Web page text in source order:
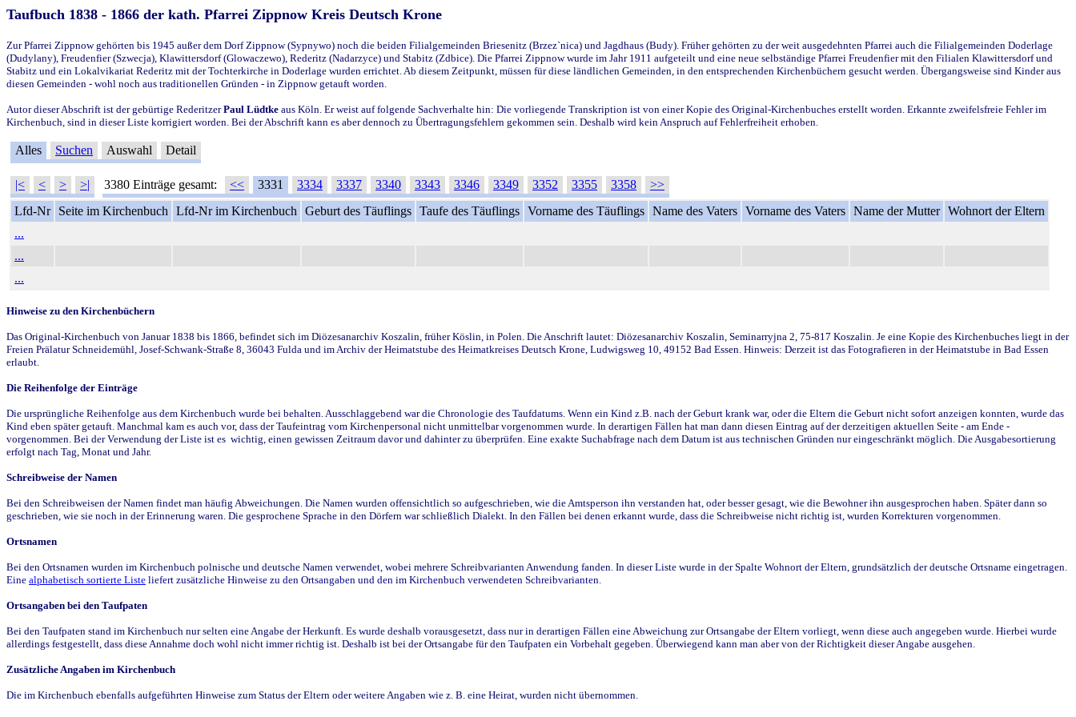
Taufbuch 1838 - 1866 der kath. Pfarrei Zippnow Kreis Deutsch Krone
Zur Pfarrei Zippnow gehörten bis 1945 außer dem Dorf Zippnow (Sypnywo) noch die beiden Filialgemeinden Briesenitz (Brzez`nica) und Jagdhaus (Budy). Früher gehörten zu der weit ausgedehnten Pfarrei auch die Filialgemeinden Doderlage
(Dudylany), Freudenfier (Szwecja), Klawittersdorf (Glowaczewo), Rederitz (Nadarzyce) und Stabitz (Zdbice). Die Pfarrei Zippnow wurde im Jahr 1911 aufgeteilt und eine neue selbständige Pfarrei Freudenfier mit den Filialen Klawittersdorf und
Stabitz und ein Lokalvikariat Rederitz mit der Tochterkirche in Doderlage wurden errichtet. Ab diesem Zeitpunkt, müssen für diese ländlichen Gemeinden, in den entsprechenden Kirchenbüchern gesucht werden. Übergangsweise sind Kinder aus
diesen Gemeinden - wohl noch aus traditionellen Gründen - in Zippnow getauft worden.
Autor dieser Abschrift ist der gebürtige RederitzerPaul Lüdtke aus Köln. Er weist auf folgende Sachverhalte hin: Die vorliegende Transkription ist von einer Kopie des Original-Kirchenbuches erstellt worden. Erkannte zweifelsfreie Fehler im
Kirchenbuch, sind in dieser Liste korrigiert worden. Bei der Abschrift kann es aber dennoch zu Übertragungsfehlern gekommen sein. Deshalb wird kein Anspruch auf Fehlerfreiheit erhoben.
Alles Suchen Auswahl Detail
|< < > >| 3380 Einträge gesamt: << 3331 3334 3337 3340 3343 3346 3349 3352 3355 3358
>>
Lfd-Nr
Seite im Kirchenbuch Lfd-Nr im Kirchenbuch Geburt des Täuflings Taufe des Täuflings Vorname des Täuflings Name des Vaters Vorname des Vaters Name der Mutter Wohnort der Eltern
...
...
...
Hinweise zu den Kirchenbüchern
Das Original-Kirchenbuch von Januar 1838 bis 1866, befindet sich im Diözesanarchiv Koszalin, früher Köslin, in Polen. Die Anschrift lautet: Diözesanarchiv Koszalin, Seminarryjna 2, 75-817 Koszalin. Je eine Kopie des Kirchenbuches liegt in der
Freien Prälatur Schneidemühl, Josef-Schwank-Straße 8, 36043 Fulda und im Archiv der Heimatstube des Heimatkreises Deutsch Krone, Ludwigsweg 10, 49152 Bad Essen. Hinweis: Derzeit ist das Fotografieren in der Heimatstube in Bad Essen
erlaubt.
Die Reihenfolge der Einträge
Die ursprüngliche Reihenfolge aus dem Kirchenbuch wurde bei behalten. Ausschlaggebend war die Chronologie des Taufdatums. Wenn ein Kind z.B. nach der Geburt krank war, oder die Eltern die Geburt nicht sofort anzeigen konnten, wurde das
Kind eben später getauft. Manchmal kam es auch vor, dass der Taufeintrag vom Kirchenpersonal nicht unmittelbar vorgenommen wurde. In derartigen Fällen hat man dann diesen Eintrag auf der derzeitigen aktuellen Seite - am Ende -
vorgenommen. Bei der Verwendung der Liste ist es wichtig, einen gewissen Zeitraum davor und dahinter zu überprüfen. Eine exakte Suchabfrage nach dem Datum ist aus technischen Gründen nur eingeschränkt möglich. Die Ausgabesortierung
erfolgt nach Tag, Monat und Jahr.
Schreibweise der Namen
Bei den Schreibweisen der Namen findet man häufig Abweichungen. Die Namen wurden offensichtlich so aufgeschrieben, wie die Amtsperson ihn verstanden hat, oder besser gesagt, wie die Bewohner ihn ausgesprochen haben. Später dann so
geschrieben, wie sie noch in der Erinnerung waren. Die gesprochene Sprache in den Dörfern war schließlich Dialekt. In den Fällen bei denen erkannt wurde, dass die Schreibweise nicht richtig ist, wurden Korrekturen vorgenommen.
Ortsnamen
Bei den Ortsnamen wurden im Kirchenbuch polnische und deutsche Namen verwendet, wobei mehrere Schreibvarianten Anwendung fanden. In dieser Liste wurde in der Spalte Wohnort der Eltern, grundsätzlich der deutsche Ortsname eingetragen.
Eine alphabetisch sortierte Liste liefert zusätzliche Hinweise zu den Ortsangaben und den im Kirchenbuch verwendeten Schreibvarianten.
Ortsangaben bei den Taufpaten
Bei den Taufpaten stand im Kirchenbuch nur selten eine Angabe der Herkunft. Es wurde deshalb vorausgesetzt, dass nur in derartigen Fällen eine Abweichung zur Ortsangabe der Eltern vorliegt, wenn diese auch angegeben wurde. Hierbei wurde
allerdings festgestellt, dass diese Annahme doch wohl nicht immer richtig ist. Deshalb ist bei der Ortsangabe für den Taufpaten ein Vorbehalt gegeben. Überwiegend kann man aber von der Richtigkeit dieser Angabe ausgehen.
Zusätzliche Angaben im Kirchenbuch
Die im Kirchenbuch ebenfalls aufgeführten Hinweise zum Status der Eltern oder weitere Angaben wie z. B. eine Heirat, wurden nicht übernommen.